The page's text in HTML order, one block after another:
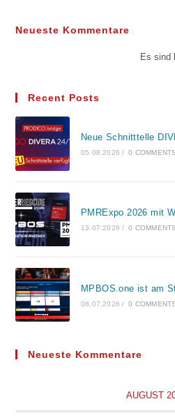
Neueste Kommentare
Es sind
Recent Posts
Neue Schnitttelle
05.08.2026 / 0 COMMENTS
PMRExpo 2026 mit
13.07.2026 / 0 COMMENTS
MPBOS.one ist am
08.07.2026 / 0 COMMENTS
Neueste Kommentare
AUGUST